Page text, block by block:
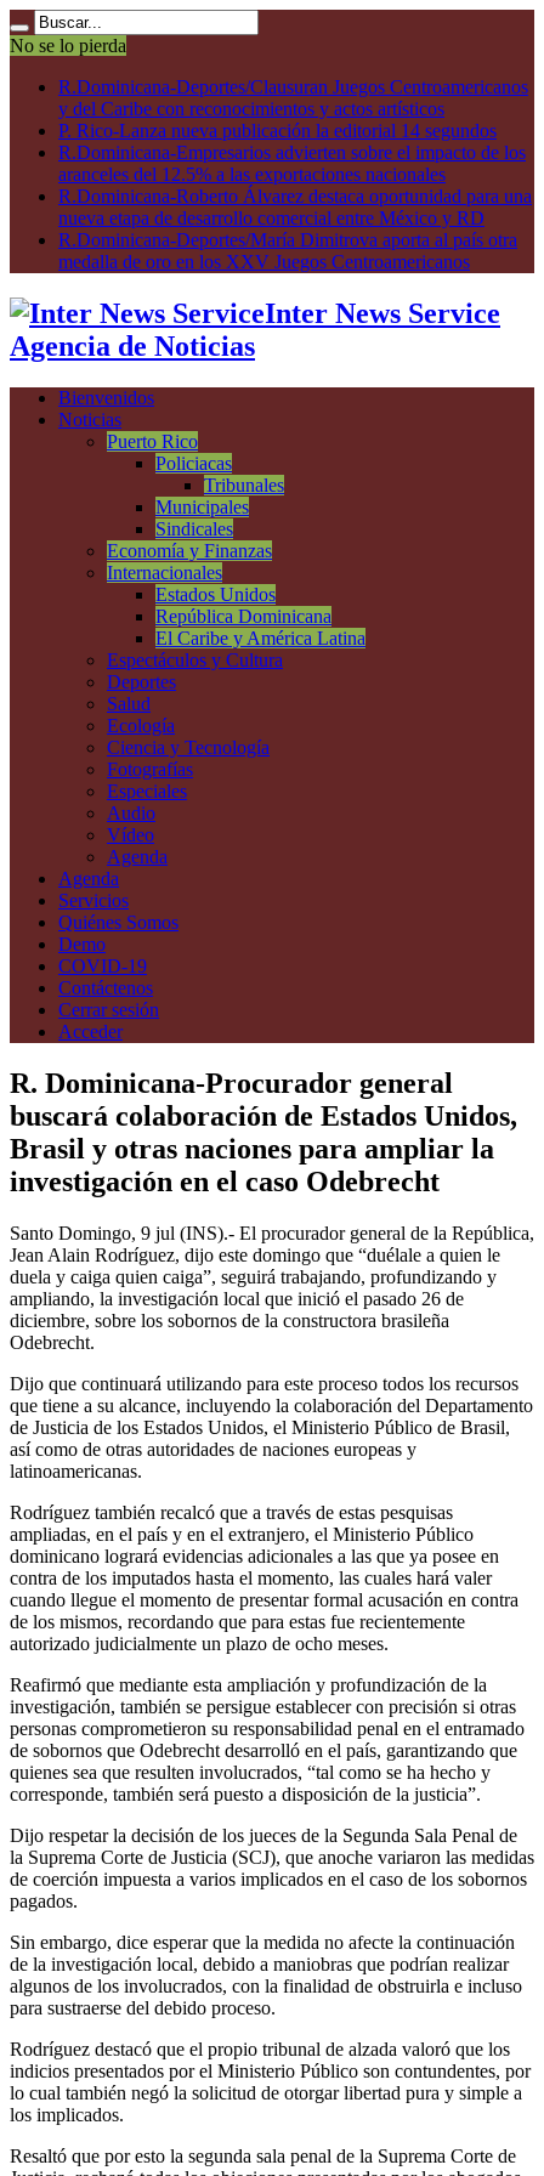
No se lo pierda
R.Dominicana-Deportes/Clausuran Juegos Centroamericanos
y del Caribe con reconocimientos y actos artísticos
P. Rico-Lanza nueva publicación la editorial 14 segundos
R.Dominicana-Empresarios advierten sobre el impacto de los
aranceles del 12.5% a las exportaciones nacionales
R.Dominicana-Roberto Álvarez destaca oportunidad para una
nueva etapa de desarrollo comercial entre México y RD
R.Dominicana-Deportes/María Dimitrova aporta al país otra
medalla de oro en los XXV Juegos Centroamericanos
Inter News Service
Agencia de Noticias
Bienvenidos
Noticias
Puerto Rico
Policiacas
Tribunales
Municipales
Sindicales
Economía y Finanzas
Internacionales
Estados Unidos
República Dominicana
El Caribe y América Latina
Espectáculos y Cultura
Deportes
Salud
Ecología
Ciencia y Tecnología
Fotografías
Especiales
Audio
Vídeo
Agenda
Agenda
Servicios
Quiénes Somos
Demo
COVID-19
Contáctenos
Cerrar sesión
Acceder
R. Dominicana-Procurador general
buscará colaboración de Estados Unidos,
Brasil y otras naciones para ampliar la
investigación en el caso Odebrecht
Santo Domingo, 9 jul (INS).- El procurador general de la República,
Jean Alain Rodríguez, dijo este domingo que “duélale a quien le
duela y caiga quien caiga”, seguirá trabajando, profundizando y
ampliando, la investigación local que inició el pasado 26 de
diciembre, sobre los sobornos de la constructora brasileña
Odebrecht.
Dijo que continuará utilizando para este proceso todos los recursos
que tiene a su alcance, incluyendo la colaboración del Departamento
de Justicia de los Estados Unidos, el Ministerio Público de Brasil,
así como de otras autoridades de naciones europeas y
latinoamericanas.
Rodríguez también recalcó que a través de estas pesquisas
ampliadas, en el país y en el extranjero, el Ministerio Público
dominicano logrará evidencias adicionales a las que ya posee en
contra de los imputados hasta el momento, las cuales hará valer
cuando llegue el momento de presentar formal acusación en contra
de los mismos, recordando que para estas fue recientemente
autorizado judicialmente un plazo de ocho meses.
Reafirmó que mediante esta ampliación y profundización de la
investigación, también se persigue establecer con precisión si otras
personas comprometieron su responsabilidad penal en el entramado
de sobornos que Odebrecht desarrolló en el país, garantizando que
quienes sea que resulten involucrados, “tal como se ha hecho y
corresponde, también será puesto a disposición de la justicia”.
Dijo respetar la decisión de los jueces de la Segunda Sala Penal de
la Suprema Corte de Justicia (SCJ), que anoche variaron las medidas
de coerción impuesta a varios implicados en el caso de los sobornos
pagados.
Sin embargo, dice esperar que la medida no afecte la continuación
de la investigación local, debido a maniobras que podrían realizar
algunos de los involucrados, con la finalidad de obstruirla e incluso
para sustraerse del debido proceso.
Rodríguez destacó que el propio tribunal de alzada valoró que los
indicios presentados por el Ministerio Público son contundentes, por
lo cual también negó la solicitud de otorgar libertad pura y simple a
los implicados.
Resaltó que por esto la segunda sala penal de la Suprema Corte de